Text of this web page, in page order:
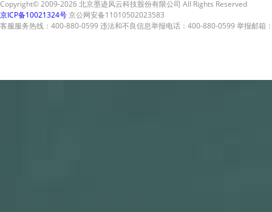
Copyright© 2009-2026 北京墨迹风云科技股份有限公司 All Rights Reserved
京ICP备10021324号京公网安备11010502023583
客服服务热线：400-880-0599 违法和不良信息举报电话：400-880-0599 举报邮箱